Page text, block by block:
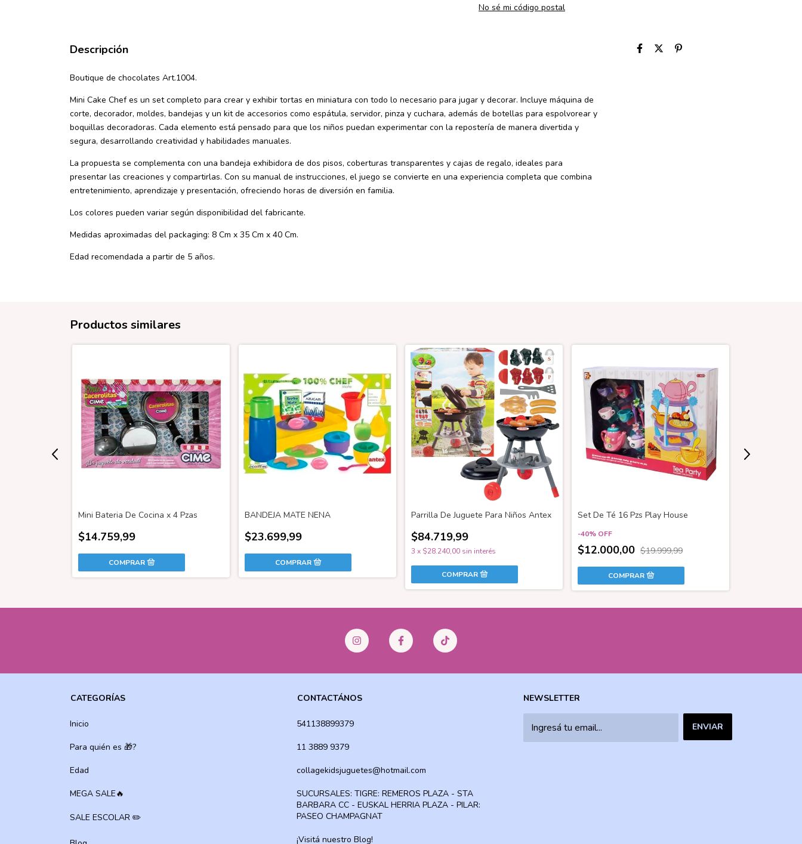
No sé mi código postal
Descripción
Boutique de chocolates Art.1004.
Mini Cake Chef es un set completo para crear y exhibir tortas en miniatura con todo lo necesario para jugar y decorar. Incluye máquina de
corte, decorador, moldes, bandejas y un kit de accesorios como espátula, servidor, pinza y cuchara, además de botellas para espolvorear y
boquillas decoradoras. Cada elemento está pensado para que los niños puedan experimentar con la repostería de manera divertida y
segura, desarrollando creatividad y habilidades manuales.
La propuesta se complementa con una bandeja exhibidora de dos pisos, coberturas transparentes y cajas de regalo, ideales para
presentar las creaciones y compartirlas. Con su manual de instrucciones, el juego se convierte en una experiencia completa que combina
entretenimiento, aprendizaje y presentación, ofreciendo horas de diversión en familia.
Los colores pueden variar según disponibilidad del fabricante.
Medidas aproximadas del packaging: 8 Cm x 35 Cm x 40 Cm.
Edad recomendada a partir de 5 años.
Productos similares
Mini Bateria De Cocina x 4 Pzas
$14.759,99
BANDEJA MATE NENA
$23.699,99
Parrilla De Juguete Para Niños Antex
$84.719,99
3 x $28.240,00 sin interés
Set De Té 16 Pzs Play House
-40% OFF
$12.000,00 $19.999,99
CATEGORÍAS
Inicio
Para quién es 🎁?
Edad
MEGA SALE🔥
SALE ESCOLAR ✏️
CONTACTÁNOS
541138899379
11 3889 9379
collagekidsjuguetes@hotmail.com
SUCURSALES: TIGRE: REMEROS PLAZA - STA
BARBARA CC - EUSKAL HERRIA PLAZA - PILAR:
PASEO CHAMPAGNAT
¡Visitá nuestro Blog!
NEWSLETTER